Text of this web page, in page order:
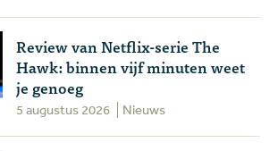
Review van Netflix-serie The
Hawk: binnen vijf minuten weet
je genoeg
5 augustus 2026 Nieuws